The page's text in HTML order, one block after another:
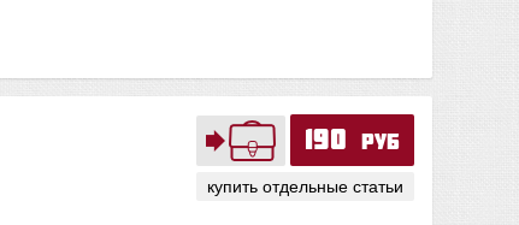
190 руб
купить отдельные статьи